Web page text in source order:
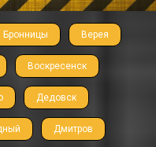
Бронницы Верея
Воскресенск
Дедовск
Дмитров